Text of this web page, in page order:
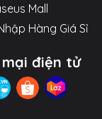
Mall
Hàng Giá Sỉ
điện tử